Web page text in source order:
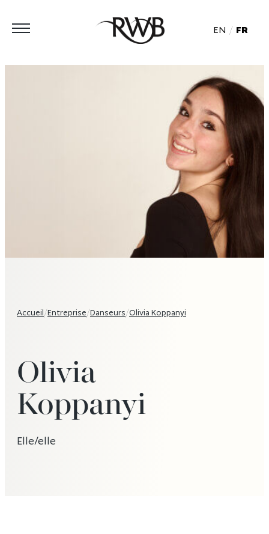
EN FR
Olivia
Koppanyi
Elle/elle
Accueil/Entreprise/Danseurs/Olivia Koppanyi